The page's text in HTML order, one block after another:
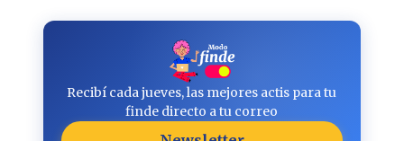
Recibí cada jueves, las mejores actis para tu
finde directo a tu correo